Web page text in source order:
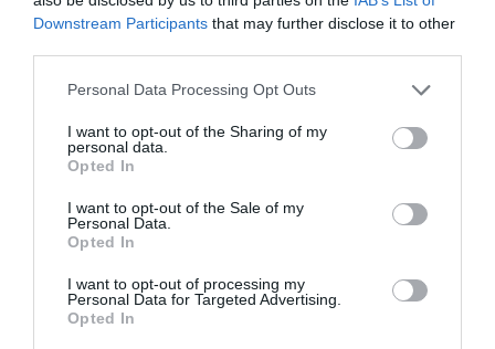
Downstream Participants that may further disclose it to other
Personal Data Processing Opt Outs
I want to opt-out of the Sharing of my
personal data.
Opted In
I want to opt-out of the Sale of my
Personal Data.
Opted In
I want to opt-out of processing my
Personal Data for Targeted Advertising.
Opted In